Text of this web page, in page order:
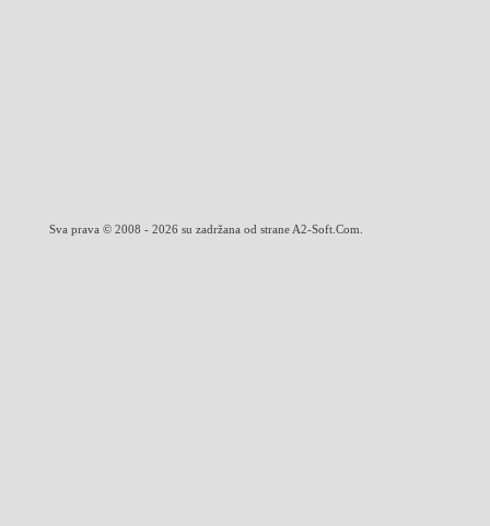
Sva prava © 2008 - 2026 su zadržana od strane A2-Soft.Com.